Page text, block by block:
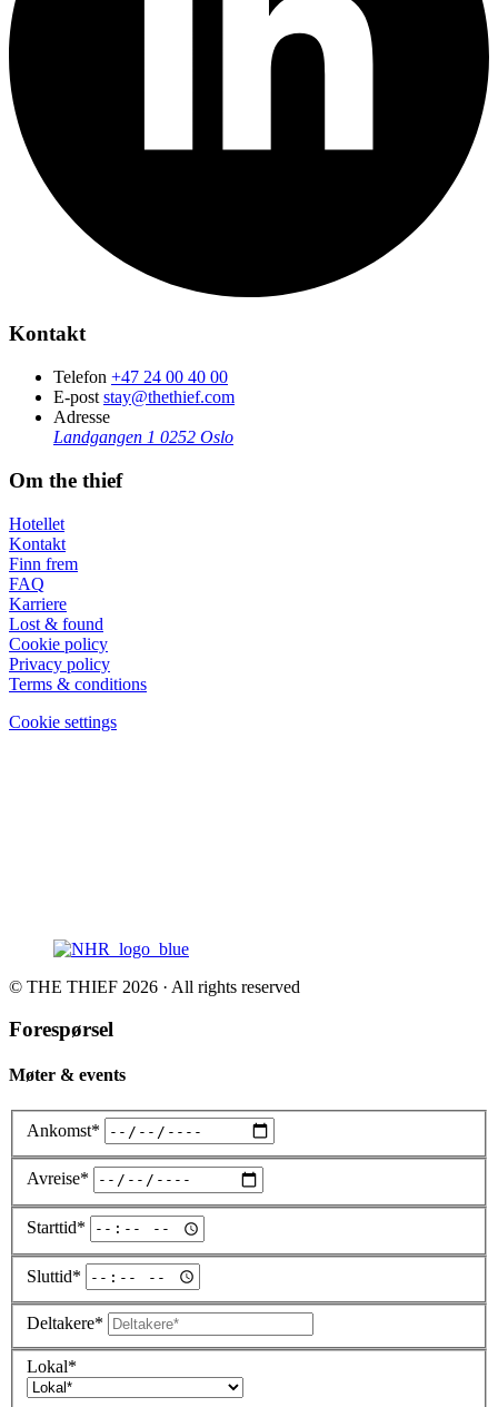
Kontakt
Telefon +47 24 00 40 00
E-post stay@thethief.com
Adresse
Landgangen 1 0252 Oslo
Om the thief
Hotellet
Kontakt
Finn frem
FAQ
Karriere
Lost & found
Cookie policy
Privacy policy
Terms & conditions
Cookie settings
© THE THIEF 2026 · All rights reserved
Forespørsel
Møter & events
Ankomst*
Avreise*
Starttid*
Sluttid*
Deltakere*
Lokal*